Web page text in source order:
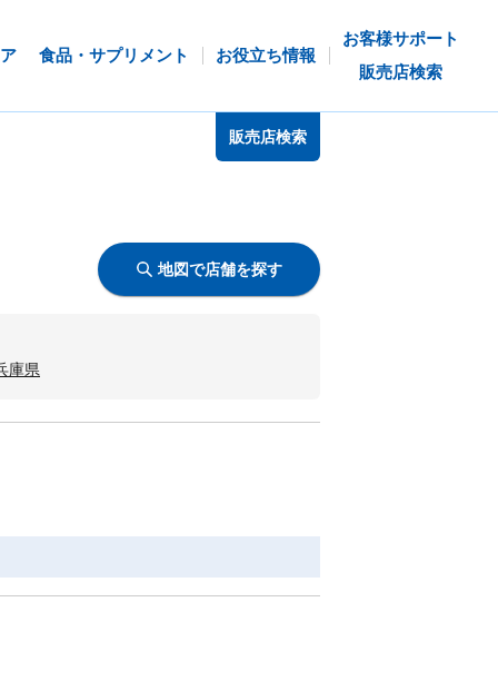
食品・サプリメント お役立ち情報
お客様サポート
販売店検索
販売店検索
地図で店舗を探す
庫県